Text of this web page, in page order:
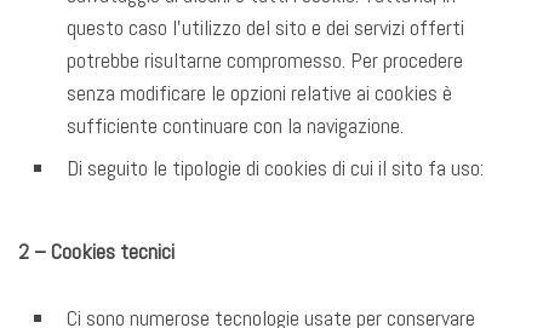
questo caso l’utilizzo del sito e dei servizi offerti
potrebbe risultarne compromesso. Per procedere
senza modificare le opzioni relative ai cookies è
sufficiente continuare con la navigazione.
Di seguito le tipologie di cookies di cui il sito fa uso:
2 – Cookies tecnici
Ci sono numerose tecnologie usate per conservare